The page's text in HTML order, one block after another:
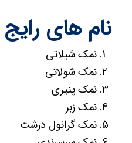
نام های
نمک شیلاتی
نمک شولاتی
نمک پنیری
نمک زبر
نمک گرانول درشت